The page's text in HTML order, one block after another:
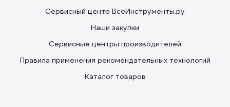
Сервисный центр ВсеИнструменты.ру
Наши закупки
Сервисные центры производителей
Правила применения рекомендательных технологий
Каталог товаров